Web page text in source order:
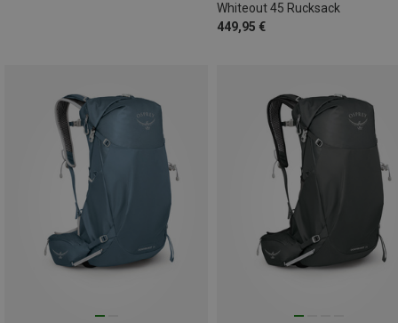
Whiteout 45 Rucksack
449,95 €